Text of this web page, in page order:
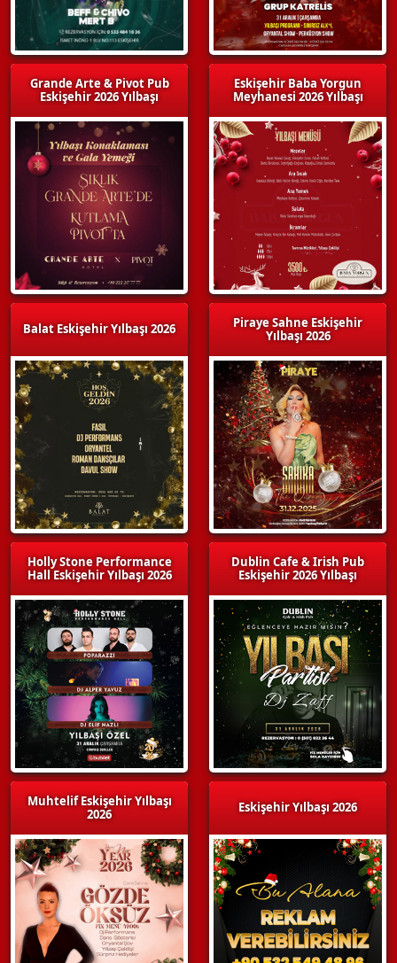
Grande Arte & Pivot Pub
Eskişehir 2026 Yılbaşı
Balat Eskişehir Yılbaşı 2026
Holly Stone Performance
Hall Eskişehir Yılbaşı 2026
Muhtelif Eskişehir Yılbaşı
2026
Eskişehir Baba Yorgun
Meyhanesi 2026 Yılbaşı
Piraye Sahne Eskişehir
Yılbaşı 2026
Dublin Cafe & Irish Pub
Eskişehir 2026 Yılbaşı
Eskişehir Yılbaşı 2026